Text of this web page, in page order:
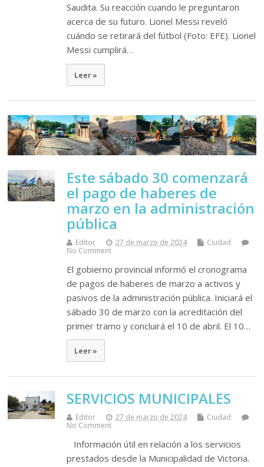
Saudita. Su reacción cuando le preguntaron
acerca de su futuro. Lionel Messi reveló
cuándo se retirará del fútbol (Foto: EFE). Lionel
Messi cumplirá…
Leer »
Este sábado 30 comenzará
el pago de haberes de
marzo en la administración
pública
Editor 27 de marzo de 2024
Ciudad
No Comment
El gobierno provincial informó el cronograma
de pagos de haberes de marzo a activos y
pasivos de la administración pública. Iniciará el
sábado 30 de marzo con la acreditación del
primer tramo y concluirá el 10 de abril. El 10…
Leer »
SERVICIOS MUNICIPALES
Editor 27 de marzo de 2024
Ciudad
No Comment
Información útil en relación a los servicios
prestados desde la Municipalidad de Victoria.